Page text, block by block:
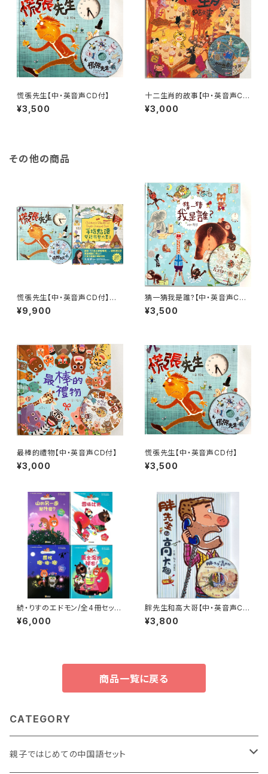
慌張先生【中・英音声CD付】
¥3,500
十二生肖的故事【中・英音声CD
付】
¥3,000
その他の商品
慌張先生【中・英音声CD付】と
中・英音声付き図鑑・辞書/手指
點讀雙語有聲大書Ⅱ(Childre
¥9,900
猜一猜我是誰?【中・英音声CD
付】
¥3,500
最棒的禮物【中・英音声CD付】
¥3,000
慌張先生【中・英音声CD付】
¥3,500
続・りすのエドモン/全4冊セット/
アストリッド・デボルド文マルク・
ブタヴァン絵/中国語版
¥6,000
胖先生和高大哥【中・英音声CD
付】
¥3,800
商品一覧に戻る
CATEGORY
親子ではじめての中国語セット